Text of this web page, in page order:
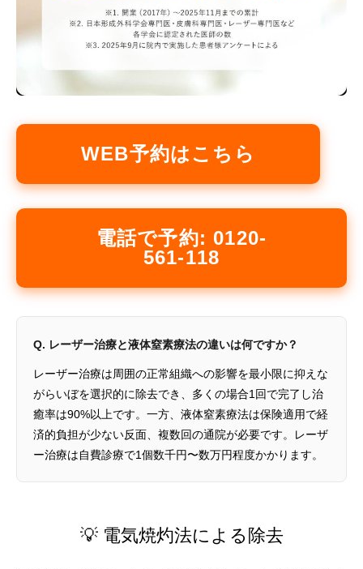
WEB予約はこちら
電話で予約: 0120-
561-118
Q. レーザー治療と液体窒素療法の違いは何ですか？
レーザー治療は周囲の正常組織への影響を最小限に抑えな
がらいぼを選択的に除去でき、多くの場合1回で完了し治
癒率は90%以上です。一方、液体窒素療法は保険適用で経
済的負担が少ない反面、複数回の通院が必要です。レーザ
ー治療は自費診療で1個数千円〜数万円程度かかります。
💡 電気焼灼法による除去